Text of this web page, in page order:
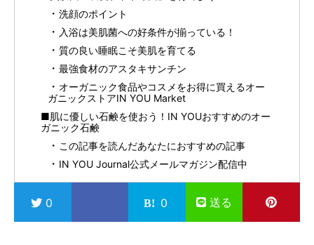
洗顔のポイント
入浴は美肌菌への好条件が揃っている！
質の良い睡眠こそ美肌を育てる
最強食材のアスタキサンチン
オーガニック食品やコスメをお得に買えるオー
ガニックストアIN YOU Market
■肌に優しい石鹸を使おう！IN YOUおすすめのオー
ガニック石鹸
この記事を読んだあなたにおすすめの記事
IN YOU Journal公式メールマガジン配信中
0 0 送る